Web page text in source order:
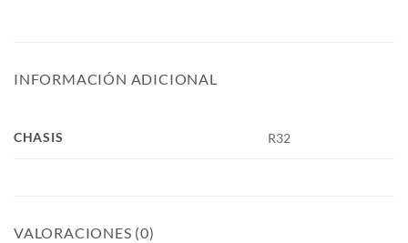
INFORMACIÓN ADICIONAL
CHASIS R32
VALORACIONES (0)